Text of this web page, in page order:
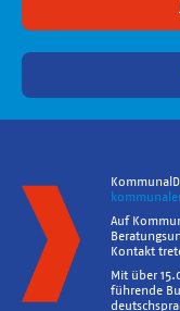
Auf
Kontakt
Mit über
führende